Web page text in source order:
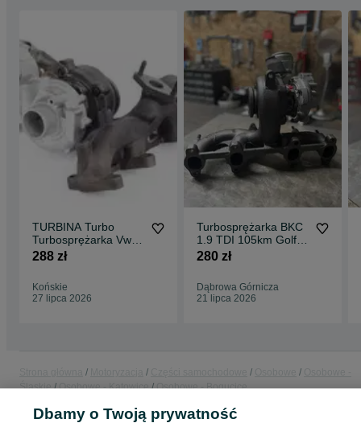
TURBINA Turbo
Turbosprężarka Vw
Passat golf turan 1.9
288 zł
Końskie
27 lipca 2026
Turbosprężarka BKC
1.9 TDI 105km Golf V
Octavia Leon Turbo
280 zł
Dąbrowa Górnicza
21 lipca 2026
Śląskie
Osobowe - Katowice Osobowe - Bogucice
Dbamy o Twoją prywatność